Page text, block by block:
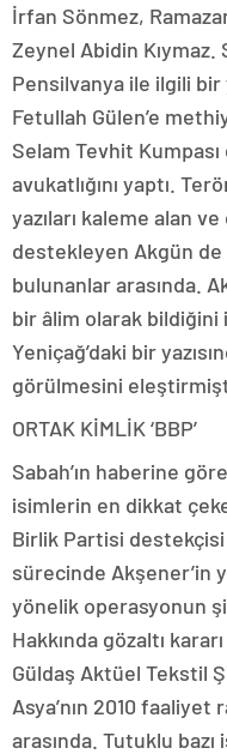
İrfan Sönmez,
Zeynel Abidin Kıymaz.
Pensilvanya ile ilgili bir
Fetullah Gülen’e
Selam Tevhit Kumpası
avukatlığını yaptı.
yazıları kaleme alan
destekleyen Akgün de
bulunanlar arasında.
bir âlim olarak
Yeniçağ’daki bir
görülmesini
ORTAK KİMLİK ‘BBP’
Sabah’ın haberine
isimlerin en dikkat
Birlik Partisi
sürecinde Akşener’in
yönelik operasyonun
Hakkında gözaltı
Güldaş Aktüel Tekstil
Asya’nın 2010
arasında. Tutuklu bazı